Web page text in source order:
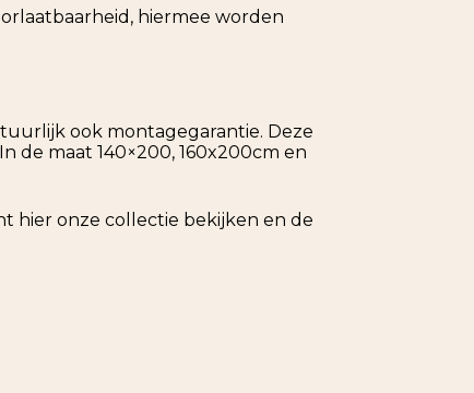
hiermee worden
ook montagegarantie. Deze
de maat 140×200, 160x200cm en
hier onze collectie bekijken en de